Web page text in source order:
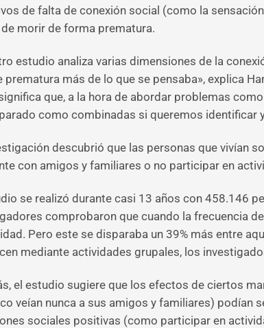
de falta de conexión social (como la
morir de forma prematura.
estudio analiza varias dimensiones de la
prematura más de lo que se pensaba», explica
que, a la hora de abordar problemas
como combinadas si queremos identificar
descubrió que las personas que vivían
con amigos y familiares o no participar en
se realizó durante casi 13 años con 458.146
comprobaron que cuando la frecuencia
Pero este se disparaba un 39% más entre
mediante actividades grupales, los
el estudio sugiere que los efectos de ciertos
veían nunca a sus amigos y familiares) podían
sociales positivas (como participar en